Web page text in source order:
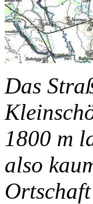
Das
1800 m
also